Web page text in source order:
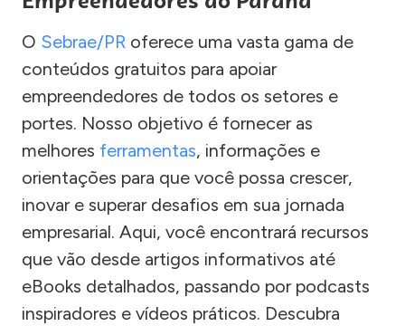
O Sebrae/PR oferece uma vasta gama de
conteúdos gratuitos para apoiar
empreendedores de todos os setores e
portes. Nosso objetivo é fornecer as
melhores ferramentas, informações e
orientações para que você possa crescer,
inovar e superar desafios em sua jornada
empresarial. Aqui, você encontrará recursos
que vão desde artigos informativos até
eBooks detalhados, passando por podcasts
inspiradores e vídeos práticos. Descubra